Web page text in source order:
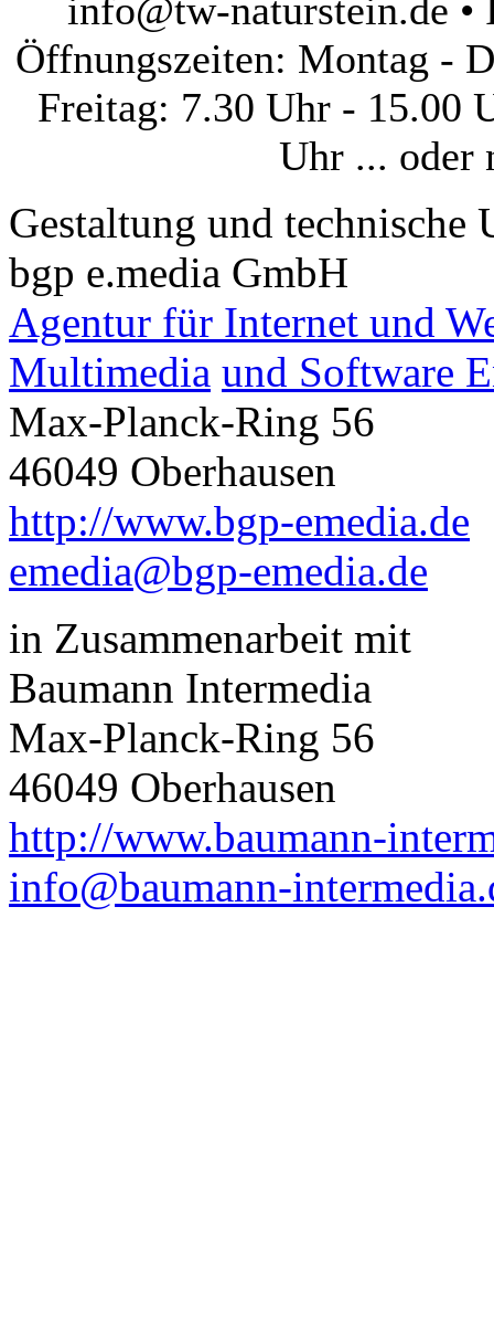
info@tw-naturstein.de
Öffnungszeiten: Montag -
Freitag: 7.30 Uhr - 15.00
Uhr ... oder
Gestaltung und technische
bgp e.media GmbH
Agentur für Internet und
Multimedia und Software
Max-Planck-Ring 56
46049 Oberhausen
http://www.bgp-emedia.de
emedia@bgp-emedia.de
in Zusammenarbeit mit
Baumann Intermedia
Max-Planck-Ring 56
46049 Oberhausen
http://www.baumann-
info@baumann-